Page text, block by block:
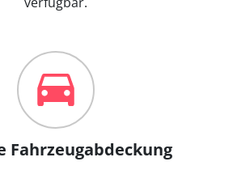
Fahrzeugabdeckung